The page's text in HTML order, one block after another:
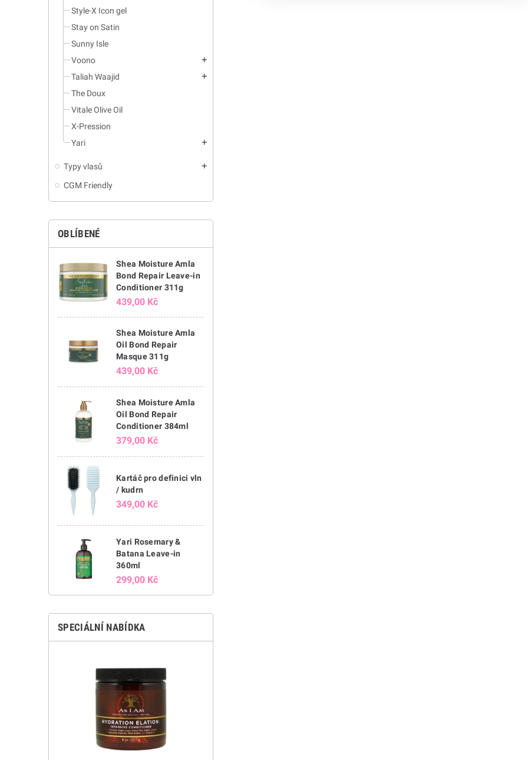
Style-X Icon gel
Stay on Satin
Sunny Isle
Voono
add
Taliah Waajid add
The Doux
Vitale Olive Oil
X-Pression
Yari
add
Typy vlasů add
CGM Friendly
OBLÍBENÉ
Shea Moisture Amla
Bond Repair Leave-in
Conditioner 311g
439,00 Kč
Shea Moisture Amla
Oil Bond Repair
Masque 311g
439,00 Kč
Shea Moisture Amla
Oil Bond Repair
Conditioner 384ml
379,00 Kč
Kartáč pro definici vln
/ kudrn
349,00 Kč
Yari Rosemary &
Batana Leave-in
360ml
299,00 Kč
SPECIÁLNÍ NABÍDKA